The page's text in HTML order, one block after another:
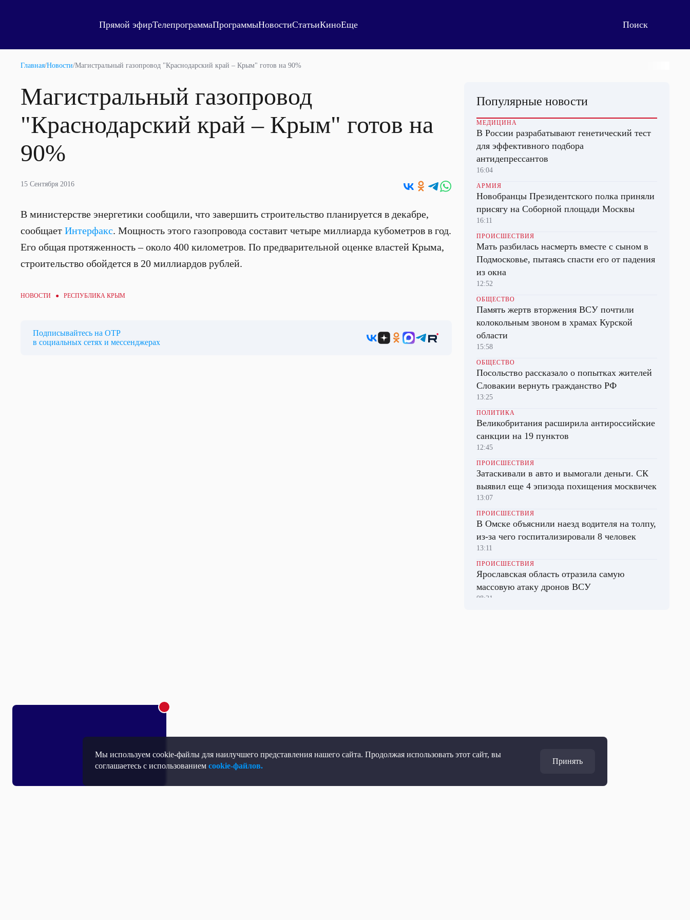
Мы используем cookie-файлы для наилучшего представления нашего сайта. Продолжая использовать этот сайт, вы
соглашаетесь с использованиемcookie-файлов.
Принять
Прямой эфирТелепрограммаПрограммыНовостиСтатьиКиноЕще
Главная/Новости/Магистральный газопровод "Краснодарский край – Крым" готов на 90%
Магистральный газопровод
"Краснодарский край – Крым" готов на
90%
15 Сентября 2016
В министерстве энергетики сообщили, что завершить строительство планируется в декабре,
сообщает Интерфакс. Мощность этого газопровода составит четыре миллиарда кубометров в год.
Его общая протяженность – около 400 километров. По предварительной оценке властей Крыма,
строительство обойдется в 20 миллиардов рублей.
НОВОСТИ ● РЕСПУБЛИКА КРЫМ
Подписывайтесь на ОТР
в социальных сетях и мессенджерах
Популярные новости
МЕДИЦИНА
В России разрабатывают генетический тест
для эффективного подбора
антидепрессантов
16:04
АРМИЯ
Новобранцы Президентского полка приняли
присягу на Соборной площади Москвы
16:11
ПРОИСШЕСТВИЯ
Мать разбилась насмерть вместе с сыном в
Подмосковье, пытаясь спасти его от падения
из окна
12:52
ОБЩЕСТВО
Память жертв вторжения ВСУ почтили
колокольным звоном в храмах Курской
области
15:58
ОБЩЕСТВО
Посольство рассказало о попытках жителей
Словакии вернуть гражданство РФ
13:25
ПОЛИТИКА
Великобритания расширила антироссийские
санкции на 19 пунктов
12:45
ПРОИСШЕСТВИЯ
Затаскивали в авто и вымогали деньги. СК
выявил еще 4 эпизода похищения москвичек
13:07
ПРОИСШЕСТВИЯ
В Омске объяснили наезд водителя на толпу,
из-за чего госпитализировали 8 человек
13:11
ПРОИСШЕСТВИЯ
Ярославская область отразила самую
массовую атаку дронов ВСУ
08:21